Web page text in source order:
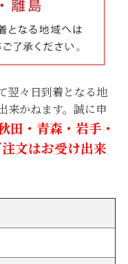
翌々日到着となる地
来かねます。誠に申
田・青森・岩手・
文はお受け出来